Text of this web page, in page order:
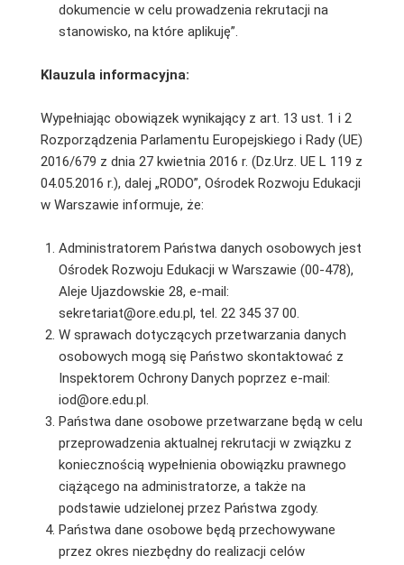
dokumencie w celu prowadzenia rekrutacji na
stanowisko, na które aplikuję”.
Klauzula informacyjna:
Wypełniając obowiązek wynikający z art. 13 ust. 1 i 2
Rozporządzenia Parlamentu Europejskiego i Rady (UE)
2016/679 z dnia 27 kwietnia 2016 r. (Dz.Urz. UE L 119 z
04.05.2016 r.), dalej „RODO”, Ośrodek Rozwoju Edukacji
w Warszawie informuje, że:
Administratorem Państwa danych osobowych jest
Ośrodek Rozwoju Edukacji w Warszawie (00-478),
Aleje Ujazdowskie 28, e-mail:
sekretariat@ore.edu.pl, tel. 22 345 37 00.
W sprawach dotyczących przetwarzania danych
osobowych mogą się Państwo skontaktować z
Inspektorem Ochrony Danych poprzez e-mail:
iod@ore.edu.pl.
Państwa dane osobowe przetwarzane będą w celu
przeprowadzenia aktualnej rekrutacji w związku z
koniecznością wypełnienia obowiązku prawnego
ciążącego na administratorze, a także na
podstawie udzielonej przez Państwa zgody.
Państwa dane osobowe będą przechowywane
przez okres niezbędny do realizacji celów